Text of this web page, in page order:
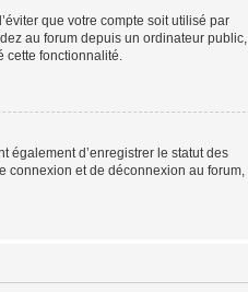
que votre compte soit utilisé par
au forum depuis un ordinateur public,
cette fonctionnalité.
également d’enregistrer le statut des
connexion et de déconnexion au forum,